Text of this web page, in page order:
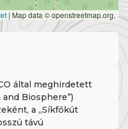
| Map data © openstreetmap.org,
által meghirdetett
and Biosphere”)
a „Síkfőkút
távú